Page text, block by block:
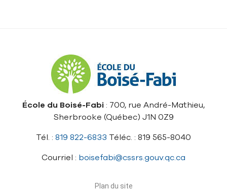
École du Boisé-Fabi : 700, rue André-Mathieu,
Sherbrooke (Québec) J1N 0Z9
Tél. : 819 822-6833 Téléc. : 819 565-8040
Courriel : boisefabi@cssrs.gouv.qc.ca
Plan du site